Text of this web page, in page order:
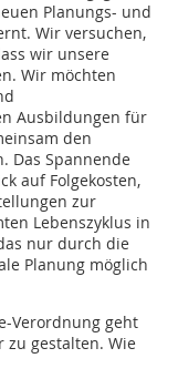
Planungs- und
Wir versuchen,
wir unsere
Wir möchten
Ausbildungen für
den
Das Spannende
auf Folgekosten,
zur
Lebenszyklus in
nur durch die
Planung möglich
Verordnung geht
zu gestalten. Wie